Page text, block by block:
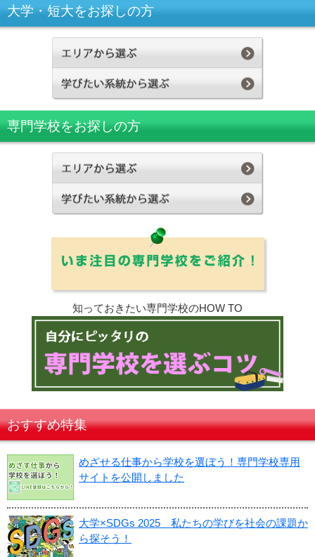
大学・短大をお探しの方
専門学校をお探しの方
知っておきたい専門学校のHOW TO
おすすめ特集
めざせる仕事から学校を選ぼう！専門学校専用
サイトを公開しました
大学×SDGs 2025 私たちの学びを社会の課題か
ら探そう！